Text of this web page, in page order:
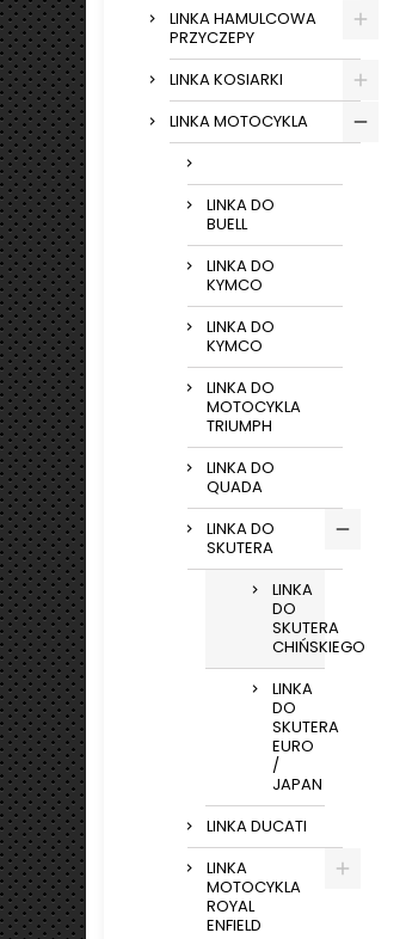
LINKA HAMULCOWA
PRZYCZEPY
LINKA KOSIARKI
LINKA MOTOCYKLA
LINKA DO
BUELL
LINKA DO
KYMCO
LINKA DO
KYMCO
LINKA DO
MOTOCYKLA
TRIUMPH
LINKA DO
QUADA
LINKA DO
SKUTERA
LINKA
DO
SKUTERA
CHIŃSKIEGO
LINKA
DO
SKUTERA
EURO
/
JAPAN
LINKA DUCATI
LINKA
MOTOCYKLA
ROYAL
ENFIELD